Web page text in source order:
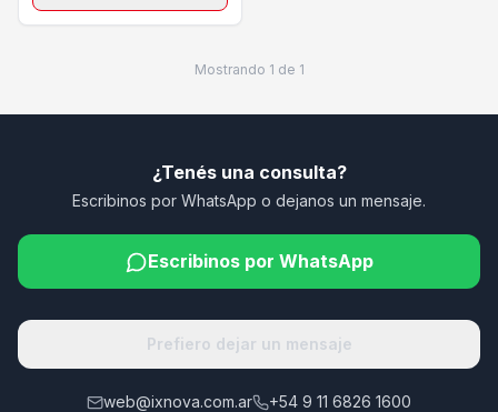
Mostrando 1 de 1
¿Tenés una consulta?
Escribinos por WhatsApp o dejanos un mensaje.
Escribinos por WhatsApp
Prefiero dejar un mensaje
web@ixnova.com.ar
+54 9 11 6826 1600